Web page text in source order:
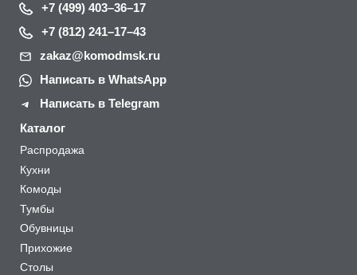
+7 (499) 403–36–17
+7 (812) 241–17–43
zakaz@komodmsk.ru
Написать в WhatsApp
Написать в Telegram
Каталог
Распродажа
Кухни
Комоды
Тумбы
Обувницы
Прихожие
Столы